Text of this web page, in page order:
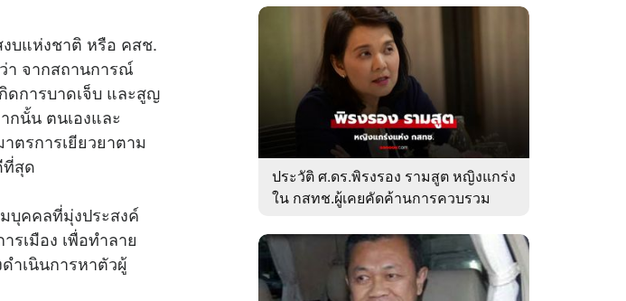
บแห่งชาติ หรือ คสช.
า จากสถานการณ์
ดการบาดเจ็บ และสูญ
กนั้น ตนเองและ
ตรการเยียวยาตาม
ที่สุด
บุคคลที่มุ่งประสงค์
รเมือง เพื่อทำลาย
ำเนินการหาตัวผู้
ประวัติ ศ.ดร.พิรงรอง รามสูต หญิงแกร่ง
ใน กสทช.ผู้เคยคัดค้านการควบรวม